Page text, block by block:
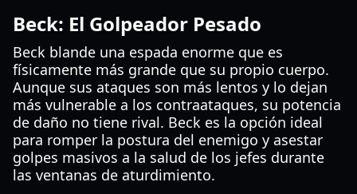
Beck: El Golpeador Pesado
Beck blande una espada enorme que es
físicamente más grande que su propio cuerpo.
Aunque sus ataques son más lentos y lo dejan
más vulnerable a los contraataques, su potencia
de daño no tiene rival. Beck es la opción ideal
para romper la postura del enemigo y asestar
golpes masivos a la salud de los jefes durante
las ventanas de aturdimiento.